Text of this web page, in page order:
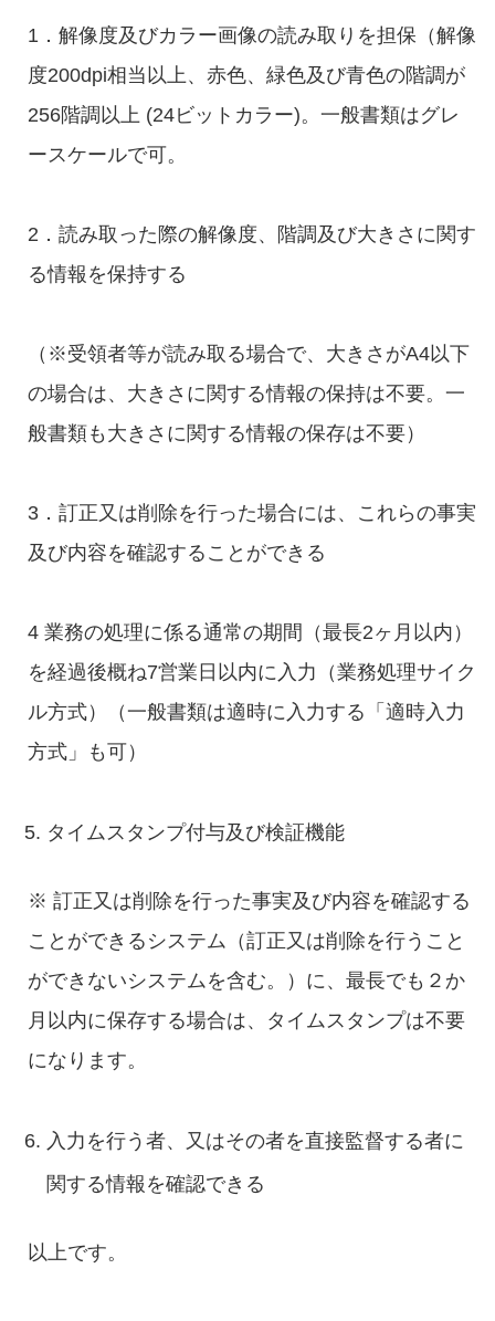
1．解像度及びカラー画像の読み取りを担保（解像
度200dpi相当以上、赤色、緑色及び青色の階調が
256階調以上 (24ビットカラー)。一般書類はグレ
ースケールで可。
2．読み取った際の解像度、階調及び大きさに関す
る情報を保持する
（※受領者等が読み取る場合で、大きさがA4以下
の場合は、大きさに関する情報の保持は不要。一
般書類も大きさに関する情報の保存は不要）
3．訂正又は削除を行った場合には、これらの事実
及び内容を確認することができる
4 業務の処理に係る通常の期間（最長2ヶ月以内）
を経過後概ね7営業日以内に入力（業務処理サイク
ル方式）（一般書類は適時に入力する「適時入力
方式」も可）
タイムスタンプ付与及び検証機能
※ 訂正又は削除を行った事実及び内容を確認する
ことができるシステム（訂正又は削除を行うこと
ができないシステムを含む。）に、最長でも２か
月以内に保存する場合は、タイムスタンプは不要
になります。
入力を行う者、又はその者を直接監督する者に
関する情報を確認できる
以上です。